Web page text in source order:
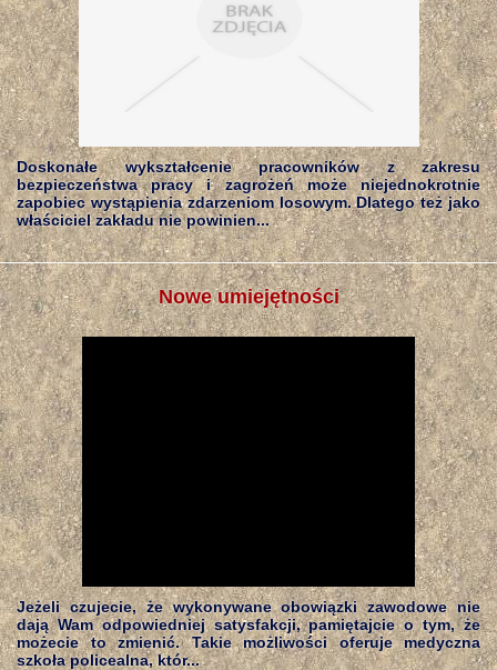
Doskonałe wykształcenie pracowników z zakresu
bezpieczeństwa pracy i zagrożeń może niejednokrotnie
zapobiec wystąpienia zdarzeniom losowym. Dlatego też jako
właściciel zakładu nie powinien...
Nowe umiejętności
Jeżeli czujecie, że wykonywane obowiązki zawodowe nie
dają Wam odpowiedniej satysfakcji, pamiętajcie o tym, że
możecie to zmienić. Takie możliwości oferuje medyczna
szkoła policealna, któr...